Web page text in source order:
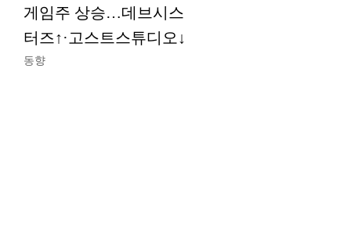
게임주 상승…데브시스
터즈↑·고스트스튜디오↓
동향